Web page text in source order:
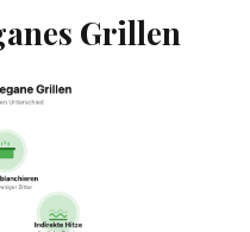
Grillen